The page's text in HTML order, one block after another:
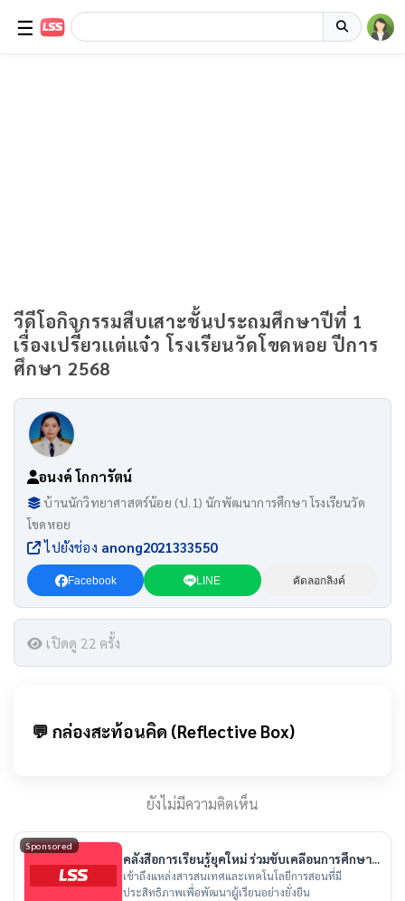
☰
วีดีโอกิจกรรมสืบเสาะชั้นประถมศึกษาปีที่ 1
เรื่องเปรี้ยวเเต่เเจ๋ว โรงเรียนวัดโขดหอย ปีการ
ศึกษา 2568
อนงค์ โกการัตน์
บ้านนักวิทยาศาสตร์น้อย (ป.1) นักพัฒนาการศึกษา โรงเรียนวัด
โขดหอย
ไปยังช่อง anong2021333550
Facebook LINE คัดลอกลิงค์
เปิดดู 22 ครั้ง
💬 กล่องสะท้อนคิด (Reflective Box)
ยังไม่มีความคิดเห็น
Sponsored
คลังสื่อการเรียนรู้ยุคใหม่ ร่วมขับเคลื่อนการศึกษา
ไทย
เข้าถึงแหล่งสารสนเทศและเทคโนโลยีการสอนที่มี
ประสิทธิภาพเพื่อพัฒนาผู้เรียนอย่างยั่งยืน